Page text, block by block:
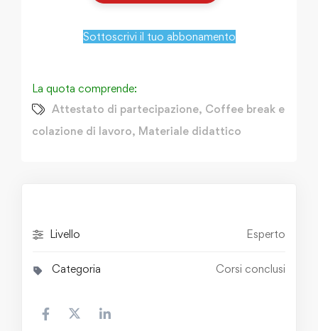
Sottoscrivi il tuo abbonamento
La quota comprende:
Attestato di partecipazione, Coffee break e
colazione di lavoro, Materiale didattico
Livello Esperto
Categoria Corsi conclusi